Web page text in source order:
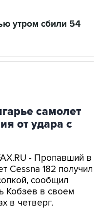
утром сбили 54
самолет
от удара с
- Пропавший в
Cessna 182 получил
сообщил
Кобзев в своем
в четверг.